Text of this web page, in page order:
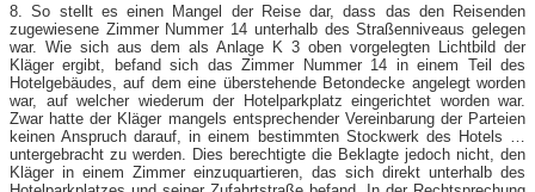
8. So stellt es einen Mangel der Reise dar, dass das den Reisenden
zugewiesene Zimmer Nummer 14 unterhalb des Straßenniveaus gelegen
war. Wie sich aus dem als Anlage K 3 oben vorgelegten Lichtbild der
Kläger ergibt, befand sich das Zimmer Nummer 14 in einem Teil des
Hotelgebäudes, auf dem eine überstehende Betondecke angelegt worden
war, auf welcher wiederum der Hotelparkplatz eingerichtet worden war.
Zwar hatte der Kläger mangels entsprechender Vereinbarung der Parteien
keinen Anspruch darauf, in einem bestimmten Stockwerk des Hotels …
untergebracht zu werden. Dies berechtigte die Beklagte jedoch nicht, den
Kläger in einem Zimmer einzuquartieren, das sich direkt unterhalb des